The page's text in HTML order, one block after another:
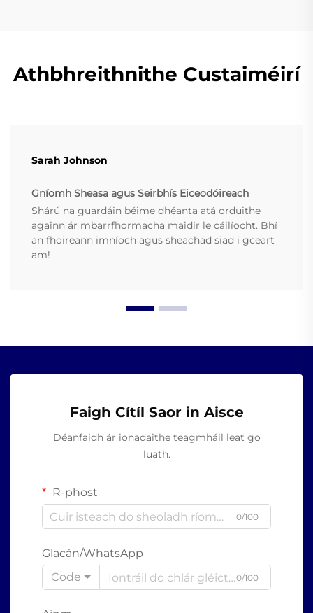
Athbhreithnithe Custaiméirí
Sarah Johnson
Gníomh Sheasa agus Seirbhís Eiceodóireach
Shárú na guardáin béime dhéanta atá orduithe
againn ár mbarrfhormacha maidir le cáilíocht. Bhí
an fhoireann imníoch agus sheachad siad i gceart
am!
Faigh Cítíl Saor in Aisce
Déanfaidh ár ionadaithe teagmháil leat go
luath.
R-phost
0/100
Glacán/WhatsApp
Code
0/100